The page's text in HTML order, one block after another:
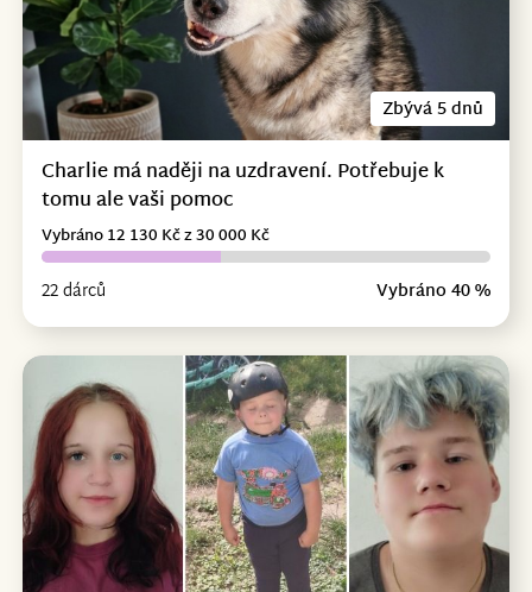
Zbývá 5 dnů
Charlie má naději na uzdravení. Potřebuje k
tomu ale vaši pomoc
22 dárců Vybráno 40 %
Vybráno 12 130 Kč z 30 000 Kč